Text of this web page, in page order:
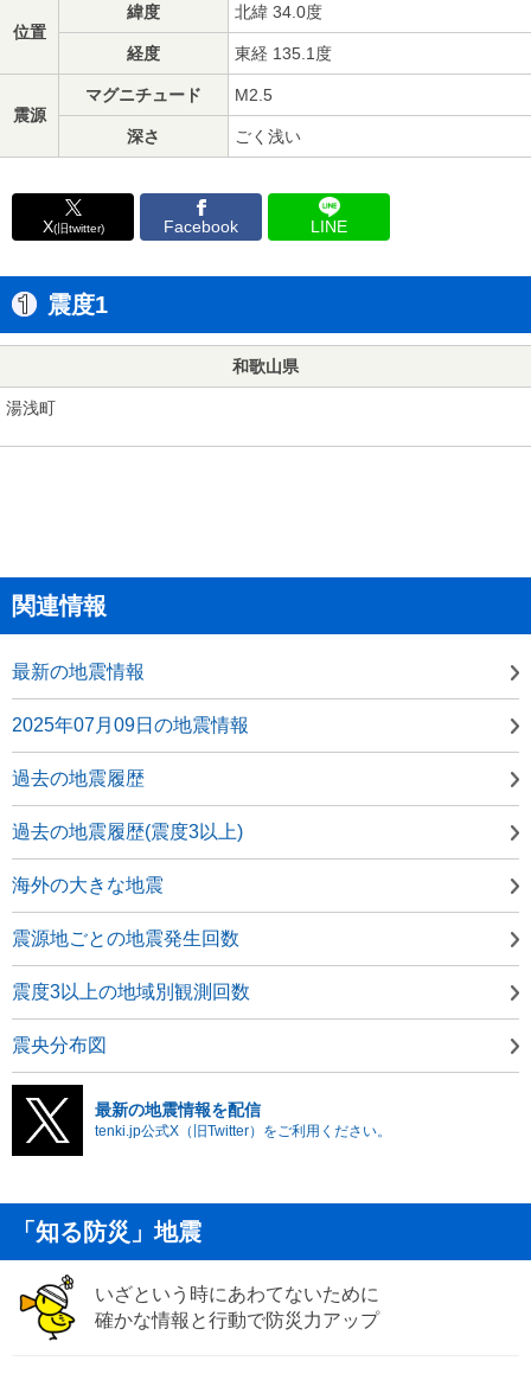
位置
緯度 北緯 34.0度
経度 東経 135.1度
震源
マグニチュード M2.5
深さ ごく浅い
X(旧twitter) Facebook LINE
震度1
和歌山県
湯浅町
関連情報
最新の地震情報
2025年07月09日の地震情報
過去の地震履歴
過去の地震履歴(震度3以上)
海外の大きな地震
震源地ごとの地震発生回数
震度3以上の地域別観測回数
震央分布図
最新の地震情報を配信
tenki.jp公式X（旧Twitter）をご利用ください。
「知る防災」地震
いざという時にあわてないために
確かな情報と行動で防災力アップ